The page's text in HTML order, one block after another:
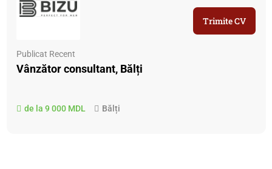
Publicat Recent
Vânzător consultant, Bălți
de la 9 000 MDL Bălți
Trimite CV